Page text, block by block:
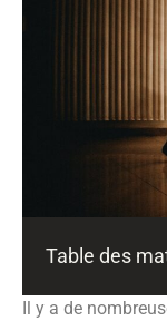
Table des
Il y a de